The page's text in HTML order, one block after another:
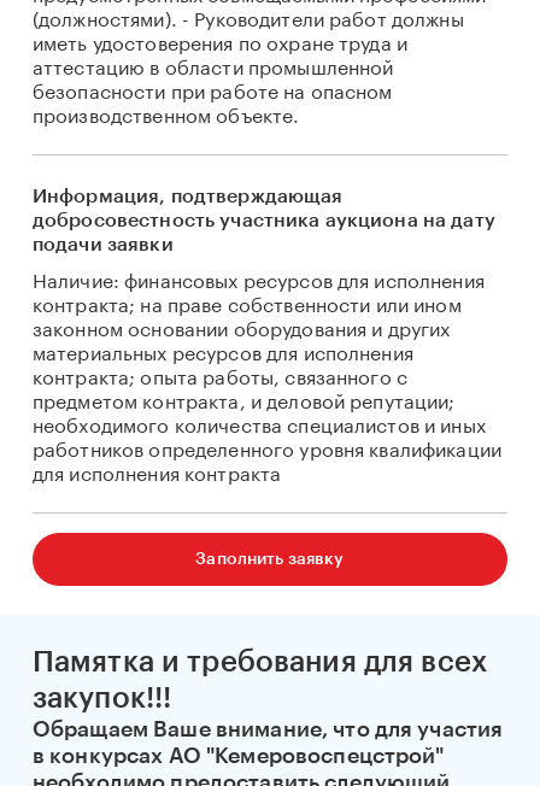
(должностями). - Руководители работ должны
иметь удостоверения по охране труда и
аттестацию в области промышленной
безопасности при работе на опасном
производственном объекте.
Информация, подтверждающая
добросовестность участника аукциона на дату
подачи заявки
Наличие: финансовых ресурсов для исполнения
контракта; на праве собственности или ином
законном основании оборудования и других
материальных ресурсов для исполнения
контракта; опыта работы, связанного с
предметом контракта, и деловой репутации;
необходимого количества специалистов и иных
работников определенного уровня квалификации
для исполнения контракта
Заполнить заявку
Памятка и требования для всех
закупок!!!
Обращаем Ваше внимание, что для участия
в конкурсах АО "Кемеровоспецстрой"